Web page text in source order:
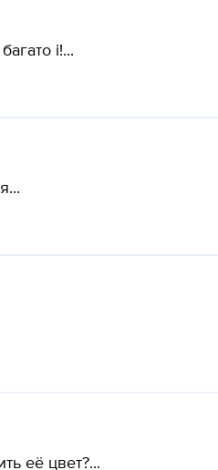
і!...
её цвет?...